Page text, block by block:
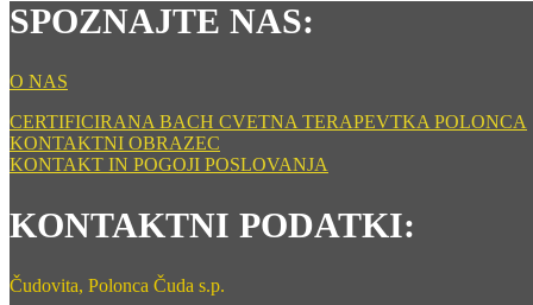
SPOZNAJTE NAS:
O NAS
CERTIFICIRANA BACH CVETNA TERAPEVTKA POLONCA
KONTAKTNI OBRAZEC
KONTAKT IN POGOJI POSLOVANJA
KONTAKTNI PODATKI:
Čudovita, Polonca Čuda s.p.